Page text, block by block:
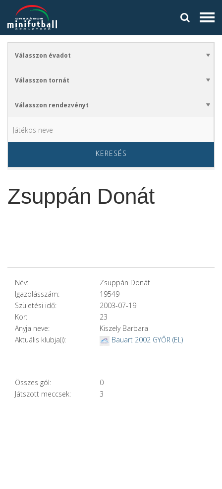
KERESÉS
Zsuppán Donát
Név:
Zsuppán Donát
Igazolásszám:
19549
Születési idő:
2003-07-19
Kor:
23
Anyja neve:
Kiszely Barbara
Aktuális klubja(i):
Bauart 2002 GYŐR (EL)
Összes gól:
0
Játszott meccsek:
3